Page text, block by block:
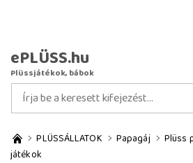
ePLÜSS.hu
Plüssjátékok, bábok
PLÜSSÁLLATOK Papagáj
Plüss
játékok